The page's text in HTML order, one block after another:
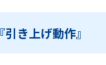
『引き上げ動作』